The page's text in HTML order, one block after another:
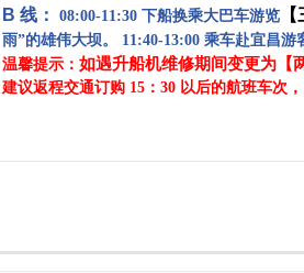
B 线： 08:00-11:30 下船换乘大巴车游览
雨”的雄伟大坝。 11:40-13:00 乘车赴宜昌
温馨提示： 如遇升船机维修期间变更为【
建议返程交通订购 15：30 以后的航班车次